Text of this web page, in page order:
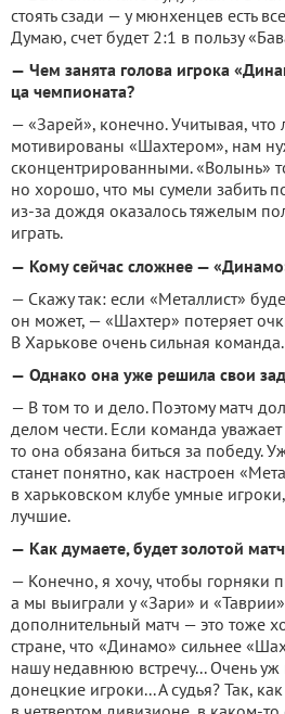
стоять сзади — у мюнхенцев есть
Думаю, счет будет 2:1 в пользу
— Чем занята голова игрока
ца чемпионата?
— «Зарей», конечно. Учи­тывая, что
мотивированы «Шахтером», нам
сконцентриро­ванными. «Волынь»
но хоро­шо, что мы сумели забить
из-за дождя оказалось тяже­лым
играть.
— Кому сейчас сложнее —
— Скажу так: если «Метал­лист»
он может, — «Шахтер» потеря­ет
В Харькове очень сильная ко­манда.
— Однако она уже решила свои
— В том то и дело. Поэтому матч
делом чести. Если ко­манда
то она обязана бить­ся за победу.
станет понятно, как настроен
в харьковском клубе умные
лучшие.
— Как думаете, будет золо­той
— Конечно, я хочу, чтобы горняки
а мы выиграли у «За­ри» и
дополнительный матч — это тоже
стране, что «Динамо» силь­нее
нашу недавнюю встречу... Очень уж
донецкие игроки... А су­дья? Так,